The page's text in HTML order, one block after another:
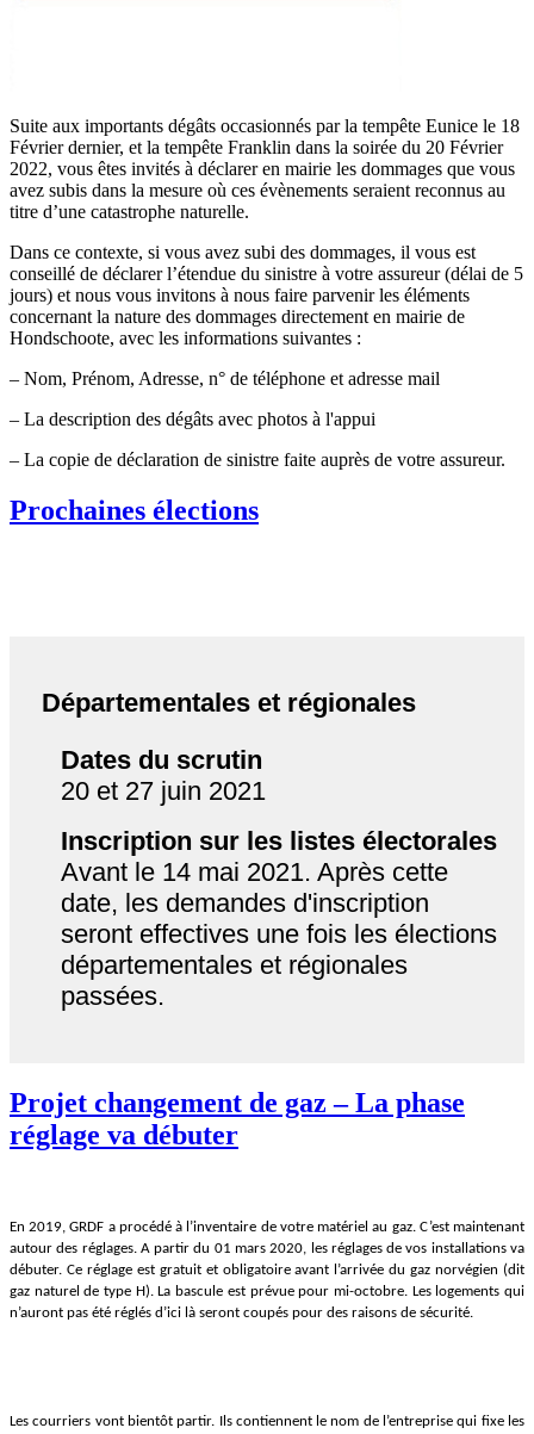
Suite aux importants dégâts occasionnés par la tempête Eunice le 18
Février dernier, et la tempête Franklin dans la soirée du 20 Février
2022, vous êtes invités à déclarer en mairie les dommages que vous
avez subis dans la mesure où ces évènements seraient reconnus au
titre d’une catastrophe naturelle.
Dans ce contexte, si vous avez subi des dommages, il vous est
conseillé de déclarer l’étendue du sinistre à votre assureur (délai de 5
jours) et nous vous invitons à nous faire parvenir les éléments
concernant la nature des dommages directement en mairie de
Hondschoote, avec les informations suivantes :
– Nom, Prénom, Adresse, n° de téléphone et adresse mail
– La description des dégâts avec photos à l'appui
– La copie de déclaration de sinistre faite auprès de votre assureur.
Prochaines élections
Départementales et régionales
Dates du scrutin
20 et 27 juin 2021
Inscription sur les listes électorales
Avant le 14 mai 2021. Après cette
date, les demandes d'inscription
seront effectives une fois les élections
départementales et régionales
passées.
Projet changement de gaz – La phase
réglage va débuter
En 2019, GRDF a procédé à l’inventaire de votre matériel au gaz. C’est maintenant
autour des réglages. A partir du 01 mars 2020, les réglages de vos installations va
débuter. Ce réglage est gratuit et obligatoire avant l’arrivée du gaz norvégien (dit
gaz naturel de type H). La bascule est prévue pour mi-octobre. Les logements qui
n’auront pas été réglés d’ici là seront coupés pour des raisons de sécurité.
Les courriers vont bientôt partir. Ils contiennent le nom de l’entreprise qui fixe les